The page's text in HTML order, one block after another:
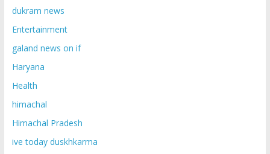
dukram news
Entertainment
galand news on if
Haryana
Health
himachal
Himachal Pradesh
ive today duskhkarma